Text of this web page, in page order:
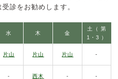
診をお勧めします。
水 木 金
土（ 第
1・3 ）
片山 片山 片山 -
- 西木 - -